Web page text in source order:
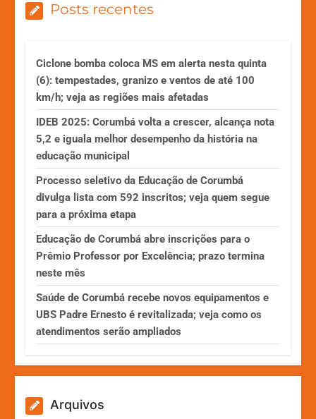
Posts recentes
Ciclone bomba coloca MS em alerta nesta quinta
(6): tempestades, granizo e ventos de até 100
km/h; veja as regiões mais afetadas
IDEB 2025: Corumbá volta a crescer, alcança nota
5,2 e iguala melhor desempenho da história na
educação municipal
Processo seletivo da Educação de Corumbá
divulga lista com 592 inscritos; veja quem segue
para a próxima etapa
Educação de Corumbá abre inscrições para o
Prêmio Professor por Excelência; prazo termina
neste mês
Saúde de Corumbá recebe novos equipamentos e
UBS Padre Ernesto é revitalizada; veja como os
atendimentos serão ampliados
Arquivos